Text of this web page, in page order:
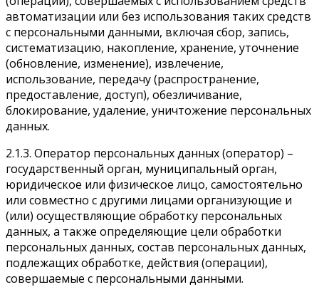
автоматизации или без использования таких средств
с персональными данными, включая сбор, запись,
систематизацию, накопление, хранение, уточнение
(обновление, изменение), извлечение,
использование, передачу (распространение,
предоставление, доступ), обезличивание,
блокирование, удаление, уничтожение персональных
данных.
2.1.3. Оператор персональных данных (оператор) –
государственный орган, муниципальный орган,
юридическое или физическое лицо, самостоятельно
или совместно с другими лицами организующие и
(или) осуществляющие обработку персональных
данных, а также определяющие цели обработки
персональных данных, состав персональных данных,
подлежащих обработке, действия (операции),
совершаемые с персональными данными.